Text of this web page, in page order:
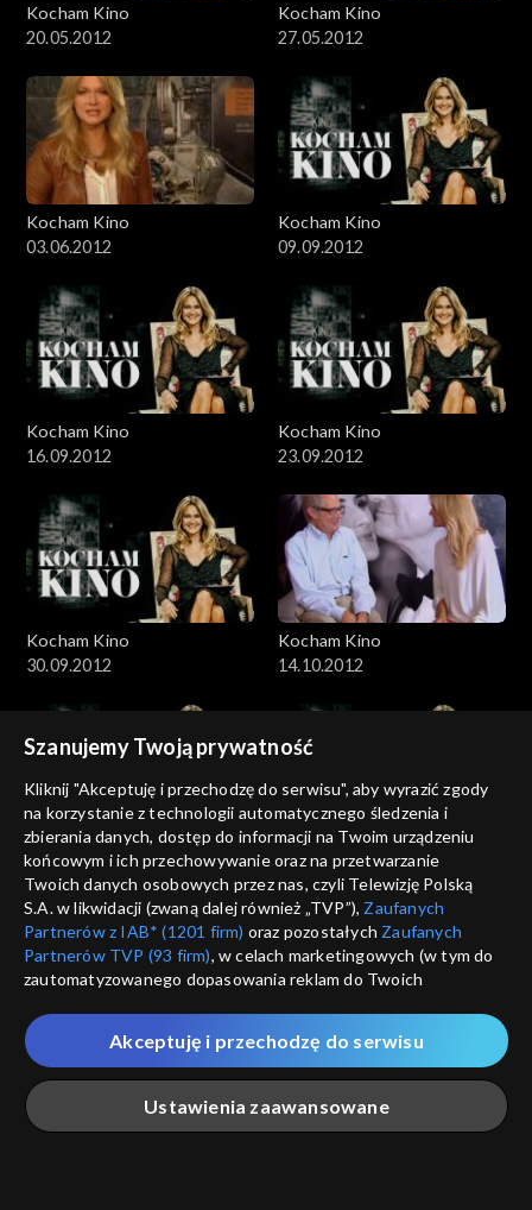
Kocham Kino
20.05.2012
Kocham Kino
27.05.2012
Kocham Kino
03.06.2012
Kocham Kino
09.09.2012
Kocham Kino
16.09.2012
Kocham Kino
23.09.2012
Kocham Kino
30.09.2012
Kocham Kino
14.10.2012
Kocham Kino
21.10.2012
Kocham Kino
28.10.2012
Kocham Kino
04.11.2012
Kocham Kino
18.11.2012
Szanujemy Twoją prywatność
Kliknij "Akceptuję i przechodzę do serwisu", aby wyrazić zgody
na korzystanie z technologii automatycznego śledzenia i
zbierania danych, dostęp do informacji na Twoim urządzeniu
końcowym i ich przechowywanie oraz na przetwarzanie
Twoich danych osobowych przez nas, czyli Telewizję Polską
S.A. w likwidacji (zwaną dalej również „TVP”), Zaufanych
Partnerów z IAB* (1201 firm) oraz pozostałych Zaufanych
Partnerów TVP (93 firm), w celach marketingowych (w tym do
zautomatyzowanego dopasowania reklam do Twoich
które wskazujemy poniżej, a także zgody na udostępnianie
przez nas identyfikatora PPID do Google.
Twoje dane osobowe zbierane podczas odwiedzania przez
Ciebie naszych
poszczególnych serwisówzwanych dalej
„Portalem”, w tym informacje zapisywane za pomocą
Ustawienia zaawansowane
Akceptuję i przechodzę do serwisu